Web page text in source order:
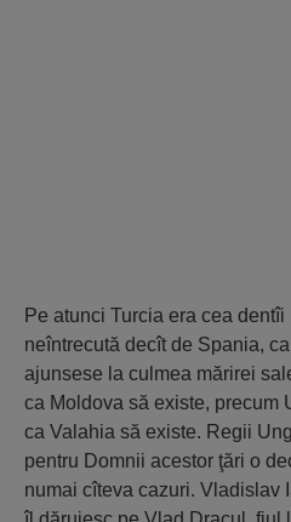
Pe atunci Turcia era cea
neîntrecută decît de Spania,
ajunsese la culmea mărirei
ca Moldova să existe, precum
ca Valahia să existe. Regii
pentru Domnii acestor ţări o
numai cîteva cazuri. Vladislav